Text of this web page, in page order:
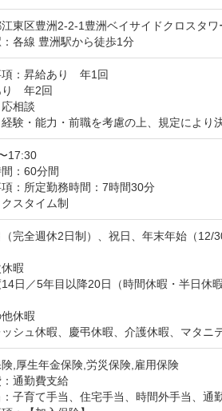
東区豊洲2-2-1豊洲ベイサイドクロスタワ
各線 豊洲駅から徒歩1分
：昇給あり　年1回
　年2回
相談
験・能力・前職を考慮の上、規定により
17:30
：60分間
：所定勤務時間：7時間30分
スタイム制
完全週休2日制）、祝日、年末年始（12/
暇
日／5年目以降20日（時間休暇・半日休
休暇
ッシュ休暇、慶弔休暇、介護休暇、マタ
,厚生年金保険,労災保険,雇用保険
通勤費支給
子育て手当、住宅手当、時間外手当、通